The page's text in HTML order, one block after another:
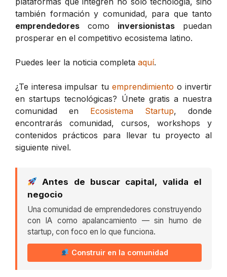
también formación y comunidad, para que tanto
emprendedores como inversionistas puedan
prosperar en el competitivo ecosistema latino.
Puedes leer la noticia completa aquí.
¿Te interesa impulsar tu emprendimiento o invertir
en startups tecnológicas? Únete gratis a nuestra
comunidad en Ecosistema Startup, donde
encontrarás comunidad, cursos, workshops y
contenidos prácticos para llevar tu proyecto al
siguiente nivel.
Antes de buscar capital, valida el
negocio
Una comunidad de emprendedores construyendo
con IA como apalancamiento — sin humo de
startup, con foco en lo que funciona.
Construir en la comunidad